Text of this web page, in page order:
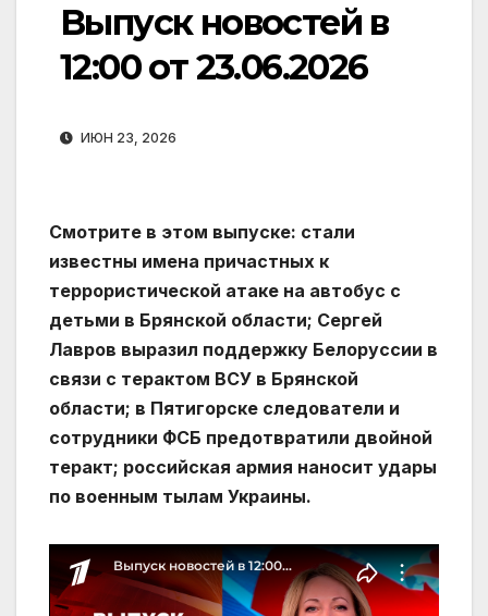
Выпуск новостей в
12:00 от 23.06.2026
ИЮН 23, 2026
Смотрите в этом выпуске: стали
известны имена причастных к
террористической атаке на автобус с
детьми в Брянской области; Сергей
Лавров выразил поддержку Белоруссии в
связи с терактом ВСУ в Брянской
области; в Пятигорске следователи и
сотрудники ФСБ предотвратили двойной
теракт; российская армия наносит удары
по военным тылам Украины.